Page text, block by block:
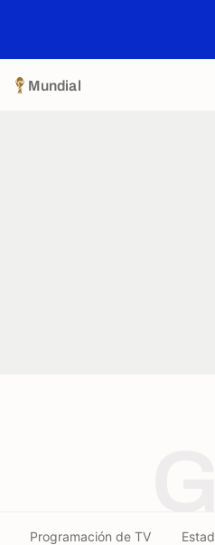
Mundial
Programación de TV